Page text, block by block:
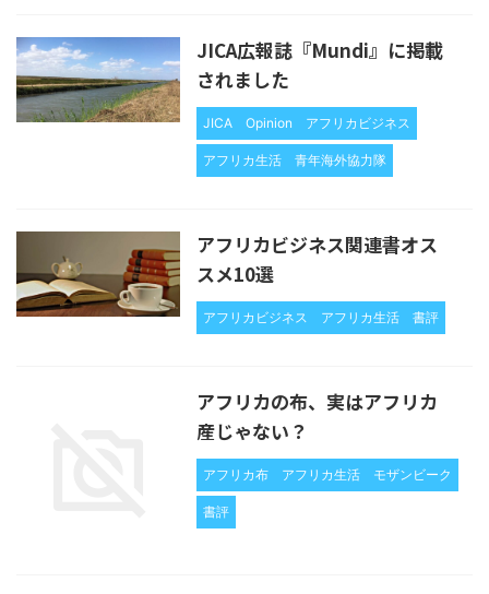
JICA広報誌『Mundi』に掲載
されました
JICA Opinion アフリカビジネス
アフリカ生活 青年海外協力隊
アフリカビジネス関連書オス
スメ10選
アフリカビジネス アフリカ生活 書評
アフリカの布、実はアフリカ
産じゃない？
アフリカ布 アフリカ生活 モザンビーク
書評